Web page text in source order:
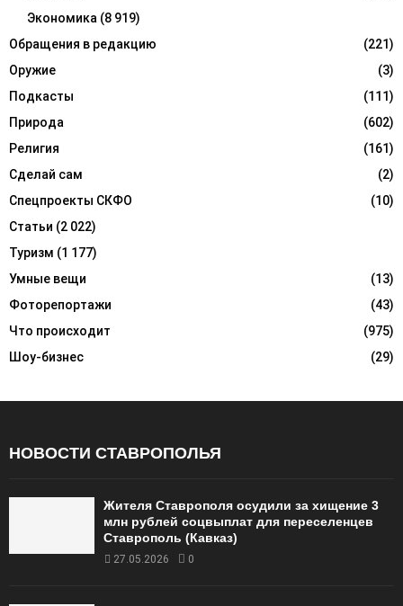
Экономика (8 919)
Обращения в редакцию
(221)
Оружие
(3)
Подкасты
(111)
Природа
(602)
Религия
(161)
Сделай сам
(2)
Спецпроекты СКФО
(10)
Статьи (2 022)
Туризм (1 177)
Умные вещи
(13)
Фоторепортажи
(43)
Что происходит
(975)
Шоу-бизнес
(29)
НОВОСТИ СТАВРОПОЛЬЯ
Жителя Ставрополя осудили за хищение 3
млн рублей соцвыплат для переселенцев
Ставрополь (Кавказ)
27.05.2026 0